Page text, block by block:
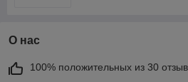
О нас
100% положительных из 30